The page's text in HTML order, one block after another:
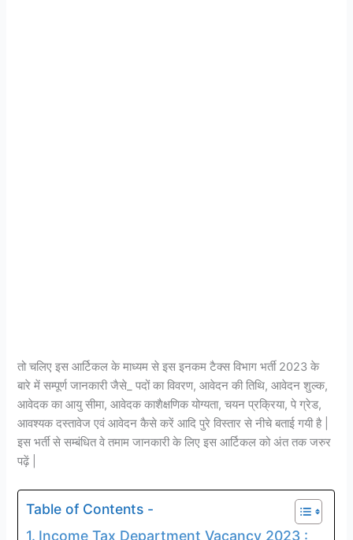
तो चलिए इस आर्टिकल के माध्यम से इस इनकम टैक्स विभाग भर्ती 2023 के
बारे में सम्पूर्ण जानकारी जैसे_ पदों का विवरण, आवेदन की तिथि, आवेदन शुल्क,
आवेदक का आयु सीमा, आवेदक काशैक्षणिक योग्यता, चयन प्रक्रिया, पे ग्रेड,
आवश्यक दस्तावेज एवं आवेदन कैसे करें आदि पुरे विस्तार से नीचे बताई गयी है |
इस भर्ती से सम्बंधित वे तमाम जानकारी के लिए इस आर्टिकल को अंत तक जरुर
पढ़ें |
Table of Contents -
Income Tax Department Vacancy 2023 :